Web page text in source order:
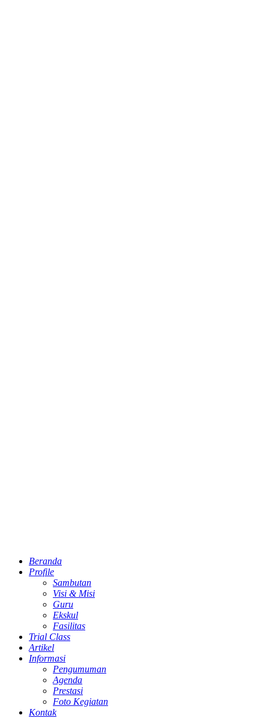
Beranda
Profile
Sambutan
Visi & Misi
Guru
Ekskul
Fasilitas
Trial Class
Artikel
Informasi
Pengumuman
Agenda
Prestasi
Foto Kegiatan
Kontak